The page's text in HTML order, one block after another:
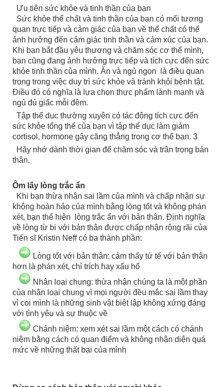
Ưu tiên sức khỏe và tinh thần của bạn
Sức khỏe thể chất và tinh thần của bạn có mối tương
quan trực tiếp và cảm giác của bạn về thể chất có thể
ảnh hưởng đến cảm giác tinh thần và cảm xúc của bạn.
Khi bạn bắt đầu yêu thương và chăm sóc cơ thể mình,
bạn cũng đang ảnh hưởng trực tiếp và tích cực đến sức
khỏe tinh thần của mình. Ăn và ngủ ngon là điều quan
trọng trong việc duy trì sức khỏe và tránh khỏi bệnh tật.
Điều đó có nghĩa là lựa chọn thực phẩm lành mạnh và
ngủ đủ giấc mỗi đêm.
Tập thể dục thường xuyên có tác động tích cực đến
sức khỏe tổng thể của bạn vì tập thể dục làm giảm
cortisol, hormone gây căng thẳng trong cơ thể bạn. 3
Hãy nhớ dành thời gian để chăm sóc và trân trọng bản
thân.
Ôm lấy lòng trắc ẩn
Khi bạn thừa nhận sai lầm của mình và chấp nhận sự
không hoàn hảo của mình bằng lòng tốt và không phán
xét, bạn thể hiện lòng trắc ẩn với bản thân. Định nghĩa
về lòng từ bi với bản thân được chấp nhận rộng rãi của
Tiến sĩ Kristin Neff có ba thành phần:
Lòng tốt với bản thân: cảm thấy tử tế với bản thân
hơn là phán xét, chỉ trích hay xấu hổ
Nhân loại chung: thừa nhận chúng ta là một phần
của nhân loại chung vì mọi người đều mắc sai lầm thay
vì coi mình là những sinh vật biệt lập không xứng đáng
với tình yêu và sự thuộc về
Chánh niệm: xem xét sai lầm một cách có chánh
niệm bằng cách có quan điểm và không nhận diện quá
mức về những thất bại của mình